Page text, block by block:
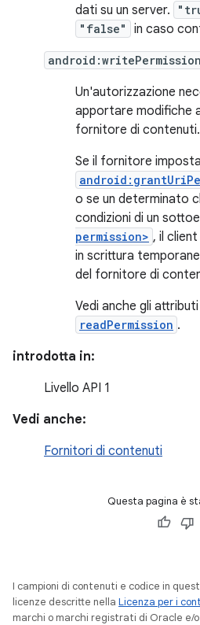
dati su un server.
"false" in caso
android:writePermission
Un'autorizzazione
apportare modifiche
fornitore di contenuti.
Se il fornitore imposta
o se un determinato
condizioni di un
permission> , il
in scrittura
del fornitore di
Vedi anche gli attributi
readPermission .
introdotta in:
Livello API 1
Vedi anche:
Fornitori di contenuti
Questa pagina è
I campioni di contenuti e codice in
licenze descritte nella Licenza per i
marchi o marchi registrati di Oracle e/